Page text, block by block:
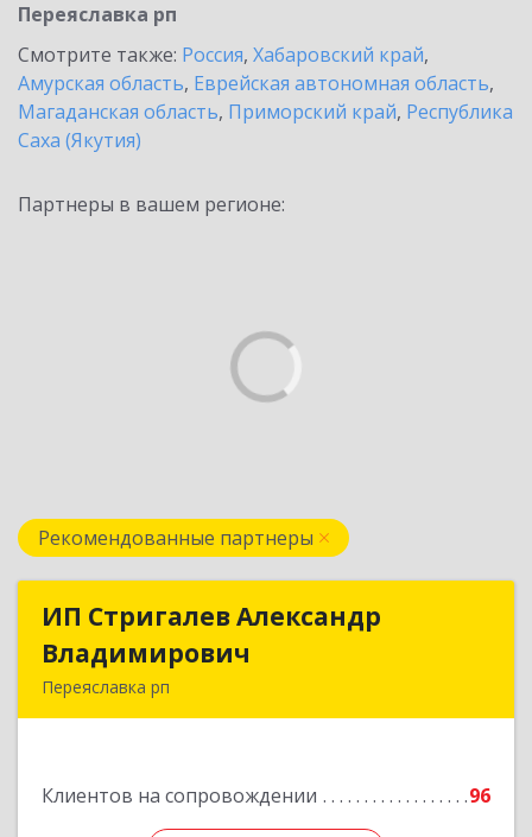
Переяславка рп
Смотрите также: Россия, Хабаровский край,
Амурская область, Еврейская автономная область,
Магаданская область, Приморский край, Республика
Саха (Якутия)
Партнеры в вашем регионе:
Рекомендованные партнеры
ИП Стригалев Александр
Владимирович
Переяславка рп
Клиентов на сопровождении 96
ИП Стригалев Александр
Подробнее